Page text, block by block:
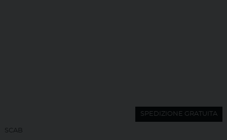
SPEDIZIONE GRATUITA
SCAB